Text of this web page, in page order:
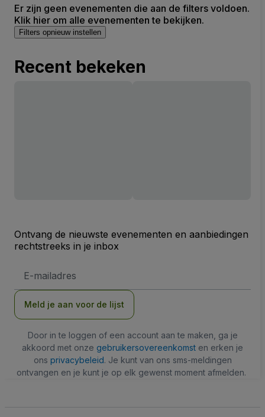
Er zijn geen evenementen die aan de filters voldoen.
Klik hier om alle evenementen te bekijken.
Filters opnieuw instellen
Recent bekeken
Ontvang de nieuwste evenementen en aanbiedingen
rechtstreeks in je inbox
mailadres
Meld je aan voor de lijst
Door in te loggen of een account aan te maken, ga je
akkoord met onze gebruikersovereenkomst en erken je
ons privacybeleid. Je kunt van ons sms-meldingen
ontvangen en je kunt je op elk gewenst moment afmelden.